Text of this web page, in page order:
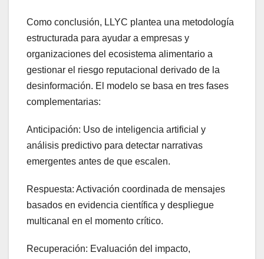
Como conclusión, LLYC plantea una metodología
estructurada para ayudar a empresas y
organizaciones del ecosistema alimentario a
gestionar el riesgo reputacional derivado de la
desinformación. El modelo se basa en tres fases
complementarias:
Anticipación: Uso de inteligencia artificial y
análisis predictivo para detectar narrativas
emergentes antes de que escalen.
Respuesta: Activación coordinada de mensajes
basados en evidencia científica y despliegue
multicanal en el momento crítico.
Recuperación: Evaluación del impacto,